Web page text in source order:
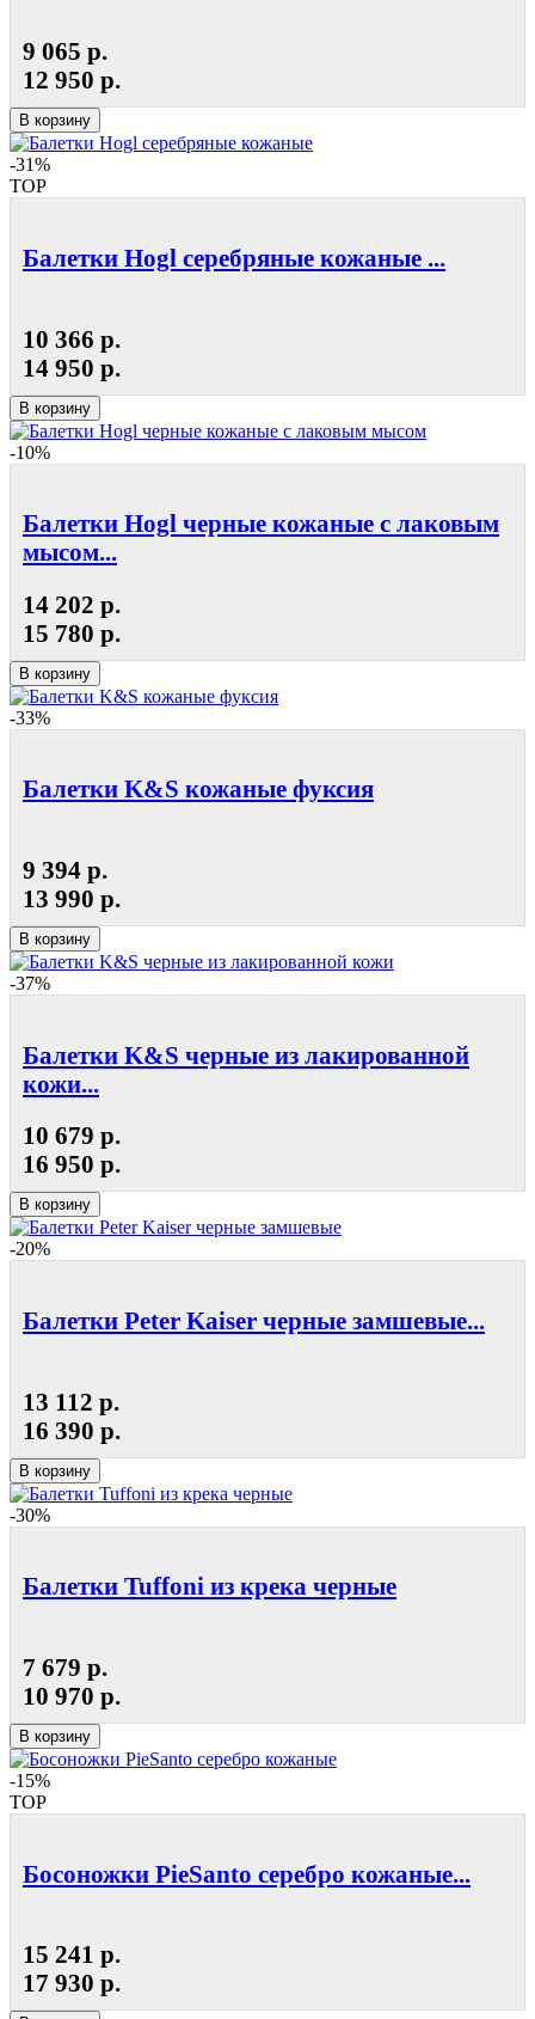
9 065 р.
12 950 р.
В корзину
-31%
TOP
Балетки Hogl серебряные кожаные ...
10 366 р.
14 950 р.
В корзину
-10%
Балетки Hogl черные кожаные с лаковым
мысом...
14 202 р.
15 780 р.
В корзину
-33%
Балетки K&S кожаные фуксия
9 394 р.
13 990 р.
В корзину
-37%
Балетки K&S черные из лакированной
кожи...
10 679 р.
16 950 р.
В корзину
-20%
Балетки Peter Kaiser черные замшевые...
13 112 р.
16 390 р.
В корзину
-30%
Балетки Tuffoni из крека черные
7 679 р.
10 970 р.
В корзину
-15%
TOP
Босоножки PieSanto серебро кожаные...
15 241 р.
17 930 р.